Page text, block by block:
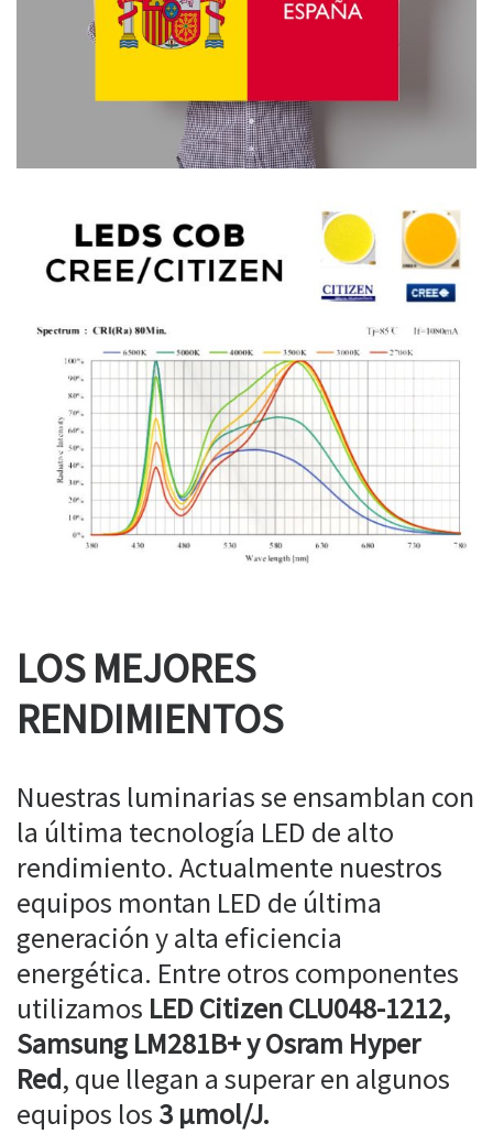
LOS MEJORES
RENDIMIENTOS
Nuestras luminarias se ensamblan con
la última tecnología LED de alto
rendimiento. Actualmente nuestros
equipos montan LED de última
generación y alta eficiencia
energética. Entre otros componentes
utilizamos LED Citizen CLU048-1212,
Samsung LM281B+ y Osram Hyper
Red, que llegan a superar en algunos
equipos los 3 µmol/J.